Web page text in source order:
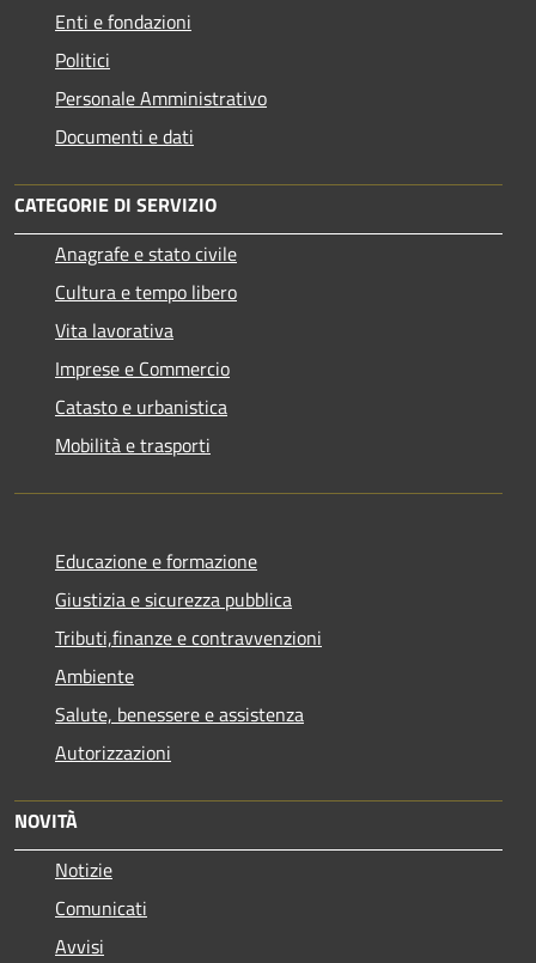
Enti e fondazioni
Politici
Personale Amministrativo
Documenti e dati
CATEGORIE DI SERVIZIO
Anagrafe e stato civile
Cultura e tempo libero
Vita lavorativa
Imprese e Commercio
Catasto e urbanistica
Mobilità e trasporti
Educazione e formazione
Giustizia e sicurezza pubblica
Tributi,finanze e contravvenzioni
Ambiente
Salute, benessere e assistenza
Autorizzazioni
NOVITÀ
Notizie
Comunicati
Avvisi